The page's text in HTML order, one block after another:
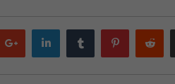
Google
plus
LinkedIn Tumblr Pinterest